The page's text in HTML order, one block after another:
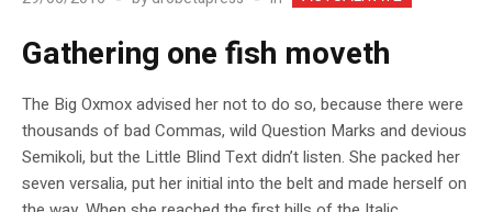
Gathering one fish moveth
The Big Oxmox advised her not to do so, because there were
thousands of bad Commas, wild Question Marks and devious
Semikoli, but the Little Blind Text didn’t listen. She packed her
seven versalia, put her initial into the belt and made herself on